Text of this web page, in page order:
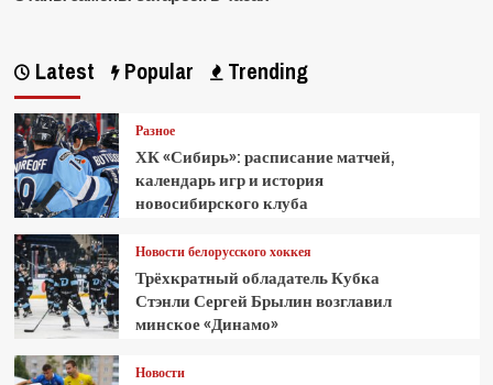
Latest Popular Trending
Разное
ХК «Сибирь»: расписание матчей,
календарь игр и история
новосибирского клуба
Новости белорусского хоккея
Трёхкратный обладатель Кубка
Стэнли Сергей Брылин возглавил
минское «Динамо»
Новости